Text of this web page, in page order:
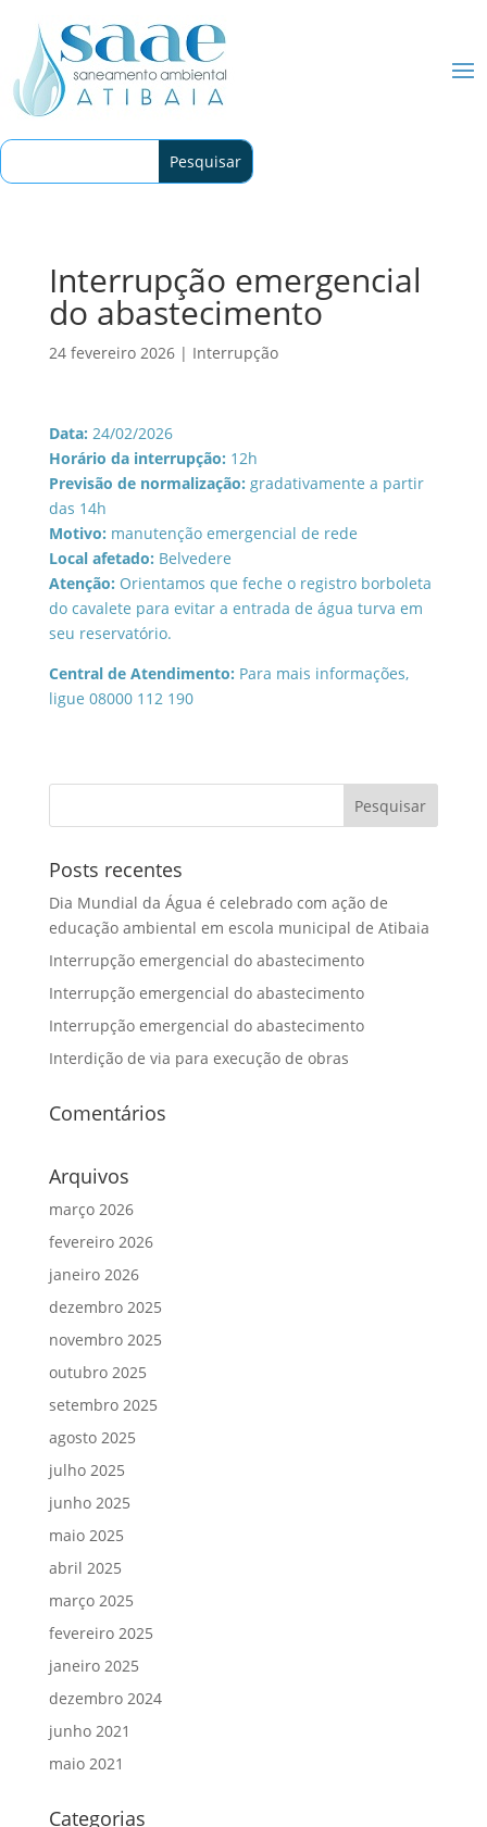
Interrupção emergencial
do abastecimento
24 fevereiro 2026| Interrupção
Data: 24/02/2026
Horário da interrupção: 12h
Previsão de normalização: gradativamente a partir
das 14h
Motivo: manutenção emergencial de rede
Local afetado: Belvedere
Atenção: Orientamos que feche o registro borboleta
do cavalete para evitar a entrada de água turva em
seu reservatório.
Central de Atendimento: Para mais informações,
ligue 08000 112 190
Posts recentes
Dia Mundial da Água é celebrado com ação de
educação ambiental em escola municipal de Atibaia
Interrupção emergencial do abastecimento
Interrupção emergencial do abastecimento
Interrupção emergencial do abastecimento
Interdição de via para execução de obras
Comentários
Arquivos
março 2026
fevereiro 2026
janeiro 2026
dezembro 2025
novembro 2025
outubro 2025
setembro 2025
agosto 2025
julho 2025
junho 2025
maio 2025
abril 2025
março 2025
fevereiro 2025
janeiro 2025
dezembro 2024
junho 2021
maio 2021
Categorias